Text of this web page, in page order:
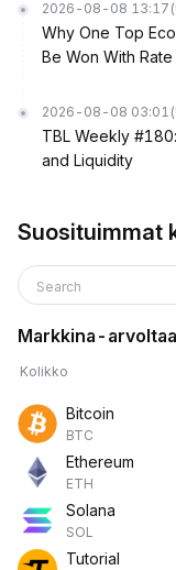
2026-08-08 13:17
Why One Top
Be Won With
2026-08-08 03:01
TBL Weekly
and Liquidity
Suosituimmat
Search
Markkina-
Kolikko
Bitcoin
BTC
Ethereum
ETH
Solana
SOL
Tutorial